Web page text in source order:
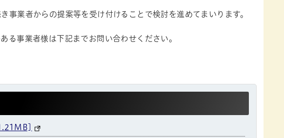
事業者からの提案等を受け付けることで検討を進めてまいります。
る事業者様は下記までお問い合わせください。